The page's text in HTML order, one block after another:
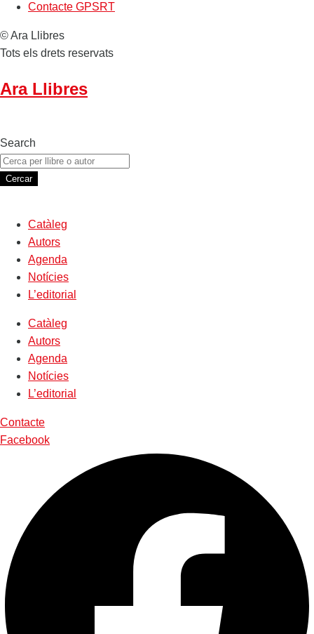
Contacte GPSRT
© Ara Llibres
Tots els drets reservats
Ara Llibres
Search
Cercar
Catàleg
Autors
Agenda
Notícies
L’editorial
Catàleg
Autors
Agenda
Notícies
L’editorial
Contacte
Facebook